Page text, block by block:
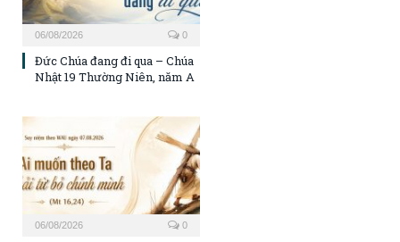
06/08/2026 0
Đức Chúa đang đi qua – Chúa
Nhật 19 Thường Niên, năm A
06/08/2026 0